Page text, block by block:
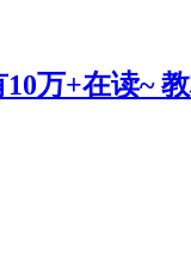
万+在读~